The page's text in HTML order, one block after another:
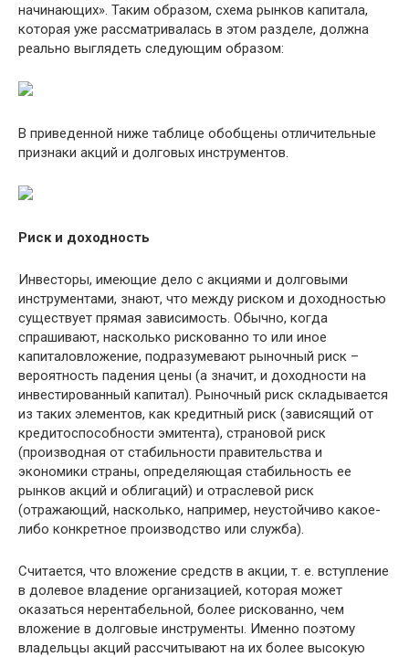
начинающих». Таким образом, схема рынков капитала,
которая уже рассматривалась в этом разделе, должна
реально выглядеть следующим образом:
В приведенной ниже таблице обобщены отличительные
признаки акций и долговых инструментов.
Риск и доходность
Инвесторы, имеющие дело с акциями и долговыми
инструментами, знают, что между риском и доходностью
существует прямая зависимость. Обычно, когда
спрашивают, насколько рискованно то или иное
капиталовложение, подразумевают рыночный риск –
вероятность падения цены (а значит, и доходности на
инвестированный капитал). Рыночный риск складывается
из таких элементов, как кредитный риск (зависящий от
кредитоспособности эмитента), страновой риск
(производная от стабильности правительства и
экономики страны, определяющая стабильность ее
рынков акций и облигаций) и отраслевой риск
(отражающий, насколько, например, неустойчиво какое-
либо конкретное производство или служба).
Считается, что вложение средств в акции, т. е. вступление
в долевое владение организацией, которая может
оказаться нерентабельной, более рискованно, чем
вложение в долговые инструменты. Именно поэтому
владельцы акций рассчитывают на их более высокую